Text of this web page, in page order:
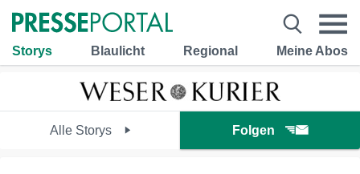
Storys Blaulicht Regional Meine Abos
Alle Storys Folgen